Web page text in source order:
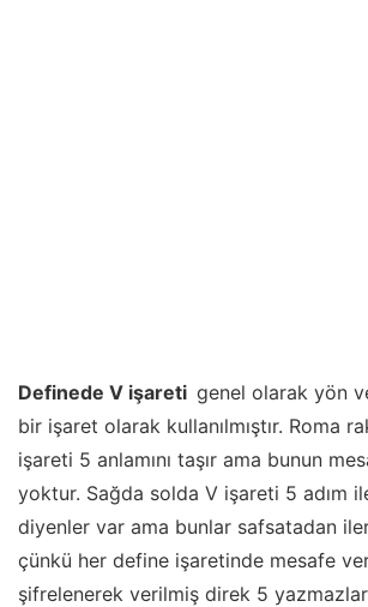
Definede V işareti genel olarak yön
bir işaret olarak kullanılmıştır. Roma
işareti 5 anlamını taşır ama bunun
yoktur. Sağda solda V işareti 5 adım
diyenler var ama bunlar safsatadan
çünkü her define işaretinde mesafe
şifrelenerek verilmiş direk 5 yazmazlar